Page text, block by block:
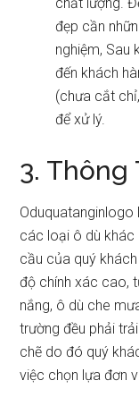
đẹp cần
nghiệm, Sau
đến khách
(chưa cắt
để xử lý.
3. Thông
Oduquatanginlogo
các loại ô dù khác
cầu của quý
độ chính xác cao,
nắng, ô dù che
trường đều phải
chẽ do đó quý
việc chọn lựa đơn